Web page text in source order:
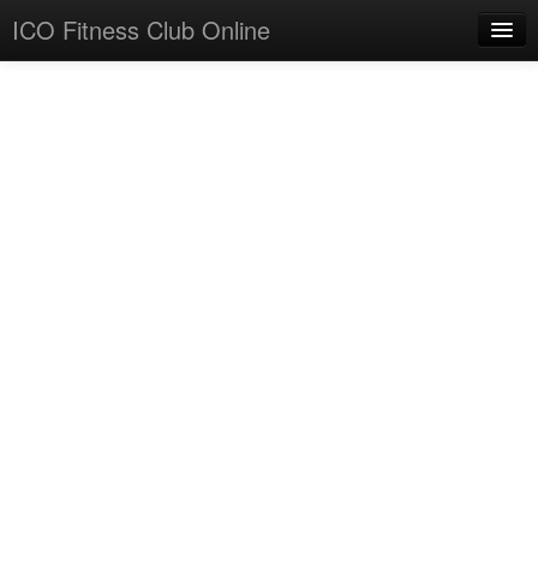
ICO Fitness Club Online